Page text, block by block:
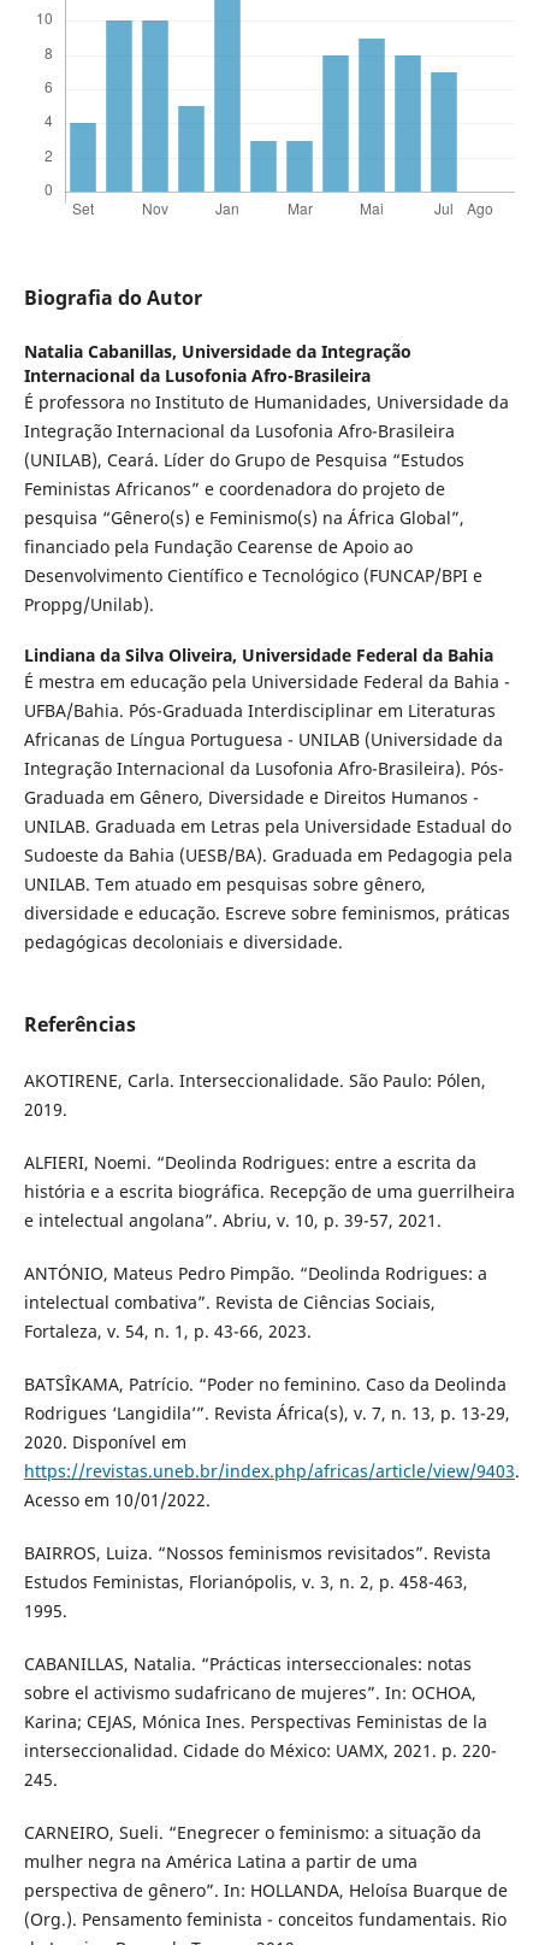
Biografia do Autor
Natalia Cabanillas, Universidade da Integração
Internacional da Lusofonia Afro-Brasileira
É professora no Instituto de Humanidades, Universidade da
Integração Internacional da Lusofonia Afro-Brasileira
(UNILAB), Ceará. Líder do Grupo de Pesquisa “Estudos
Feministas Africanos” e coordenadora do projeto de
pesquisa “Gênero(s) e Feminismo(s) na África Global”,
financiado pela Fundação Cearense de Apoio ao
Desenvolvimento Científico e Tecnológico (FUNCAP/BPI e
Proppg/Unilab).
Lindiana da Silva Oliveira, Universidade Federal da Bahia
É mestra em educação pela Universidade Federal da Bahia -
UFBA/Bahia. Pós-Graduada Interdisciplinar em Literaturas
Africanas de Língua Portuguesa - UNILAB (Universidade da
Integração Internacional da Lusofonia Afro-Brasileira). Pós-
Graduada em Gênero, Diversidade e Direitos Humanos -
UNILAB. Graduada em Letras pela Universidade Estadual do
Sudoeste da Bahia (UESB/BA). Graduada em Pedagogia pela
UNILAB. Tem atuado em pesquisas sobre gênero,
diversidade e educação. Escreve sobre feminismos, práticas
pedagógicas decoloniais e diversidade.
Referências
AKOTIRENE, Carla. Interseccionalidade. São Paulo: Pólen,
2019.
ALFIERI, Noemi. “Deolinda Rodrigues: entre a escrita da
história e a escrita biográfica. Recepção de uma guerrilheira
e intelectual angolana”. Abriu, v. 10, p. 39-57, 2021.
ANTÓNIO, Mateus Pedro Pimpão. “Deolinda Rodrigues: a
intelectual combativa”. Revista de Ciências Sociais,
Fortaleza, v. 54, n. 1, p. 43-66, 2023.
BATSÎKAMA, Patrício. “Poder no feminino. Caso da Deolinda
Rodrigues ‘Langidila’”. Revista África(s), v. 7, n. 13, p. 13-29,
2020. Disponível em
https://revistas.uneb.br/index.php/africas/article/view/9403.
Acesso em 10/01/2022.
BAIRROS, Luiza. “Nossos feminismos revisitados”. Revista
Estudos Feministas, Florianópolis, v. 3, n. 2, p. 458-463,
1995.
CABANILLAS, Natalia. “Prácticas interseccionales: notas
sobre el activismo sudafricano de mujeres”. In: OCHOA,
Karina; CEJAS, Mónica Ines. Perspectivas Feministas de la
interseccionalidad. Cidade do México: UAMX, 2021. p. 220-
245.
CARNEIRO, Sueli. “Enegrecer o feminismo: a situação da
mulher negra na América Latina a partir de uma
perspectiva de gênero”. In: HOLLANDA, Heloísa Buarque de
(Org.). Pensamento feminista - conceitos fundamentais. Rio